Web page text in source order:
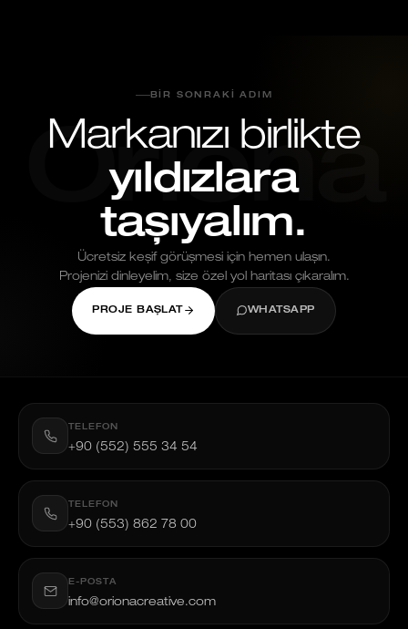
Oriona
BIR SONRAKI ADIM
Markanızı birlikte
yıldızlara
taşıyalım.
Ücretsiz keşif görüşmesi için hemen ulaşın.
Projenizi dinleyelim, size özel yol haritası çıkaralım.
PROJE BAŞLAT WHATSAPP
TELEFON
+90 (552) 555 34 54
TELEFON
+90 (553) 862 78 00
E-POSTA
info@orionacreative.com